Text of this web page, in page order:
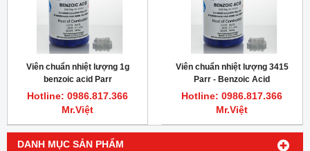
DANH MỤC SẢN PHẨM
Viên chuẩn nhiệt lượng 1g
benzoic acid Parr
Hotline: 0986.817.366
Mr.Việt
Viên chuẩn nhiệt lượng 3415
Parr - Benzoic Acid
Hotline: 0986.817.366
Mr.Việt